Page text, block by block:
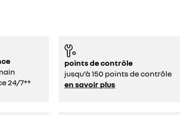
24/7**
points de contrôle
jusqu'à 150 points de contrôle
en savoir plus